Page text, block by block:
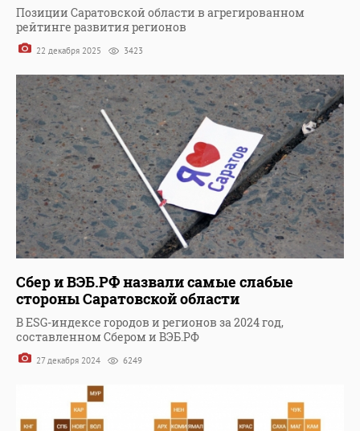
Позиции Саратовской области в агрегированном
рейтинге развития регионов
22 декабря 2025 3423
Сбер и ВЭБ.РФ назвали самые слабые
стороны Саратовской области
В ESG-индексе городов и регионов за 2024 год,
составленном Сбером и ВЭБ.РФ
27 декабря 2024 6249